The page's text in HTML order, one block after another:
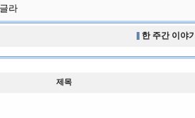
라
한 주간 이야
제목